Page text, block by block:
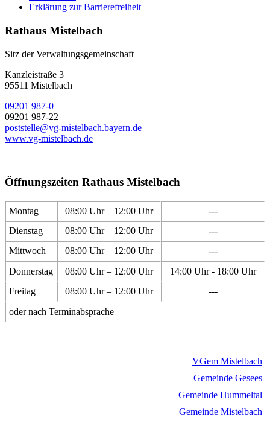
Erklärung zur Barrierefreiheit
Rathaus Mistelbach
Sitz der Verwaltungsgemeinschaft
Kanzleistraße 3
95511 Mistelbach
09201 987-0
09201 987-22
poststelle@vg-mistelbach.bayern.de
www.vg-mistelbach.de
Öffnungszeiten Rathaus Mistelbach
Montag 08:00 Uhr – 12:00 Uhr
---
Dienstag
08:00 Uhr – 12:00 Uhr
---
Mittwoch
08:00 Uhr – 12:00 Uhr
---
Donnerstag
08:00 Uhr – 12:00 Uhr
14:00 Uhr - 18:00 Uhr
Freitag
08:00 Uhr – 12:00 Uhr
---
oder nach Terminabsprache
VGem Mistelbach
Gemeinde Gesees
Gemeinde Hummeltal
Gemeinde Mistelbach